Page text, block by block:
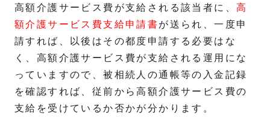
高額介護サービス費が支給される該当者に、 高
額介護サービス費支給申請書が送られ、一度申
請すれば、以後はその都度申請する必要はな
く、高額介護サービス費が支給される運用にな
っていますので、被相続人の通帳等の入金記録
を確認すれば、従前から高額介護サービス費の
支給を受けているか否かが分かります。